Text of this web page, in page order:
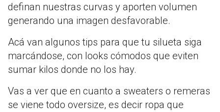
definan nuestras curvas y aporten volumen
generando una imagen desfavorable.
Acá van algunos tips para que tu silueta siga
marcándose, con looks cómodos que eviten
sumar kilos donde no los hay.
Vas a ver que en cuanto a sweaters o remeras
se viene todo oversize, es decir ropa que